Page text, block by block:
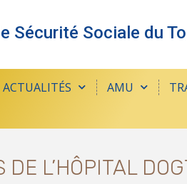
Sécurité Sociale du
ACTUALITÉS AMU
L’HÔPITAL